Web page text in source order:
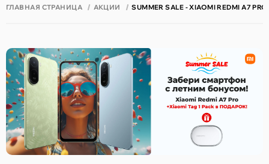
ГЛАВНАЯ СТРАНИЦА АКЦИИ SUMMER SALE - XIAOMI REDMI A7